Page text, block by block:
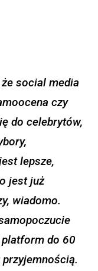
social media
czy
do celebrytów,
lepsze,
jest już
wiadomo.
do 60
przyjemnością.